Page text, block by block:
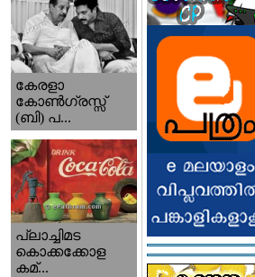
കേരളാ
കോണ്‍ഗ്രസ്സ്
(ബി) പ...
പ്ലാച്ചിമട
കൊക്കക്കോള
കമ്...